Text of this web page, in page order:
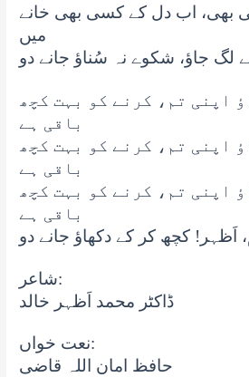
بھی، اب دل کے کسی بھی خانے
میں
لگ جاؤ، شکوے نہ سُناؤ جانے دو
اپنی تم، کرنے کو بہت کچھ
باقی ہے
اپنی تم، کرنے کو بہت کچھ
باقی ہے
اپنی تم، کرنے کو بہت کچھ
باقی ہے
اَظہر! کچھ کر کے دکھاؤ جانے دو
شاعر:
ڈاکٹر محمد اَظہر خالد
نعت خواں:
حافظ امان اللہ قاضی